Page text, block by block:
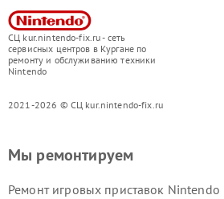
СЦ kur.nintendo-fix.ru - сеть
сервисных центров в Кургане по
ремонту и обслуживанию техники
Nintendo
2021-2026 © СЦ kur.nintendo-fix.ru
Мы ремонтируем
Ремонт игровых приставок Nintendo